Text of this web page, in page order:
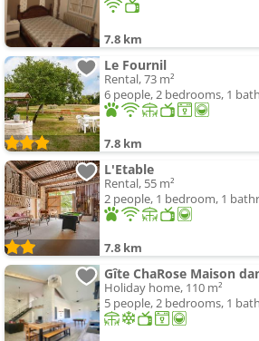
7.8 km
Le Fournil
Rental, 73 m²
6 people, 2 bedrooms, 1
7.8 km
L'Etable
Rental, 55 m²
2 people, 1 bedroom, 1
7.8 km
Gîte ChaRose Maison
Holiday home, 110 m²
5 people, 2 bedrooms, 1